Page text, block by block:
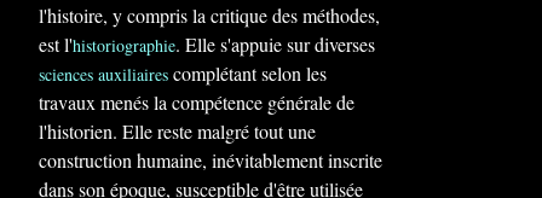
l'histoire, y compris la critique des méthodes,
est l'historiographie. Elle s'appuie sur diverses
sciences auxiliaires complétant selon les
travaux menés la compétence générale de
l'historien. Elle reste malgré tout une
construction humaine, inévitablement inscrite
dans son époque, susceptible d'être utilisée